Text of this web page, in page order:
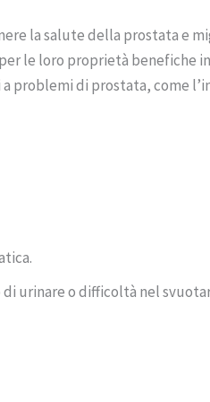
la salute della prostata e
le loro proprietà benefiche
di prostata, come
urinare o difficoltà nel